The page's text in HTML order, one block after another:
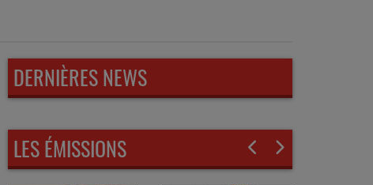
DERNIÈRES NEWS
LES ÉMISSIONS